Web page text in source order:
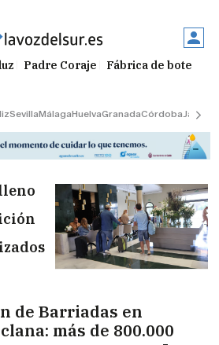
Padre Coraje Fábrica de botellas
SevillaMálagaHuelvaGranadaCórdobaJaén
de Barriadas en
más de 800.000